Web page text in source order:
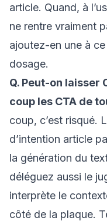
article. Quand, à
ne rentre vraiment
ajoutez-en une à
dosage.
Q. Peut-on laisser
coup les CTA de
coup, c’est risqué.
d’intention article
la génération du
déléguez aussi le
interprète le
côté de la plaque.